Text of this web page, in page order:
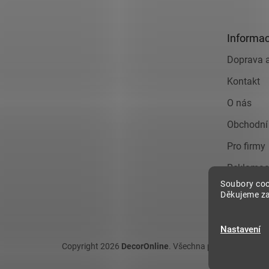
Soubory
Děkujeme
Nastavení
Doprava
Kontakt
O nás
Pro firmy
Zásady
údajů
Copyright 2026 DecorOnline. Všechna práva